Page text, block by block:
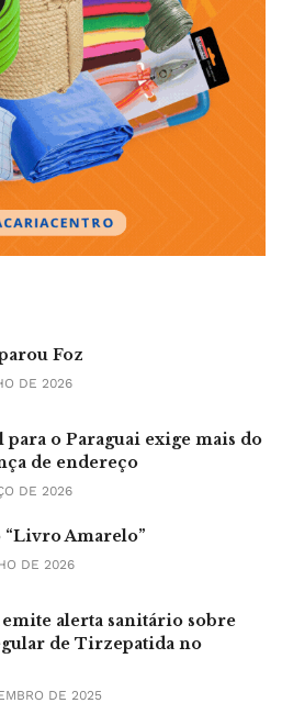
Foz
DE 2026
para o Paraguai exige mais do
de endereço
DE 2026
“Livro Amarelo”
DE 2026
emite alerta sanitário sobre
de Tirzepatida no
DE 2025